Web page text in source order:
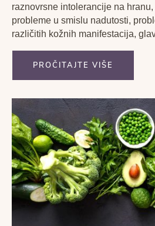
raznovrsne intolerancije na
probleme u smislu nadutosti,
različitih kožnih manifestacija,
praktičnih naputaka.
PROČITAJTE VIŠE